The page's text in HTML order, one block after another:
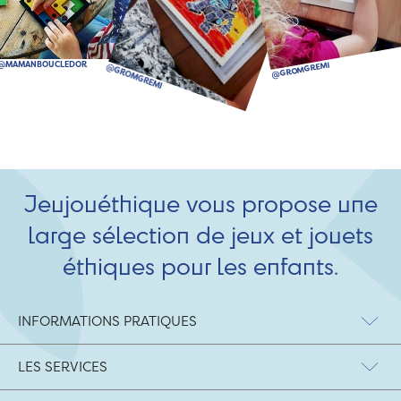
Jeujouéthique vous propose une
large sélection de jeux et jouets
éthiques pour les enfants.
INFORMATIONS PRATIQUES
LES SERVICES